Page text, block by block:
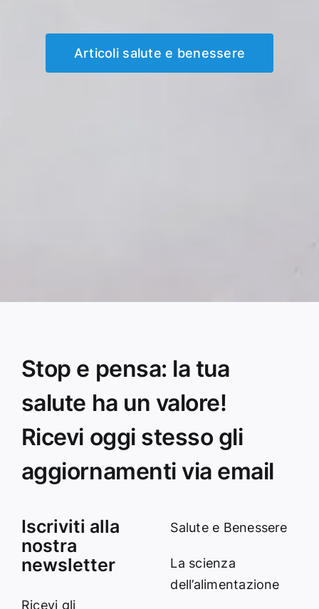
Articoli salute e benessere
Stop e pensa: la tua
salute ha un valore!
Ricevi oggi stesso gli
aggiornamenti via email
Iscriviti alla
nostra
newsletter
Ricevi gli
Salute e Benessere
La scienza
dell’alimentazione